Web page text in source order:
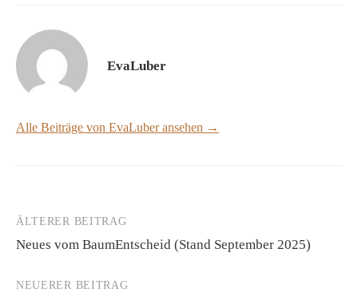
EvaLuber
Alle Beiträge von EvaLuber ansehen →
Beitrags-
Navigation
ÄLTERER BEITRAG
Neues vom BaumEntscheid (Stand September 2025)
NEUERER BEITRAG